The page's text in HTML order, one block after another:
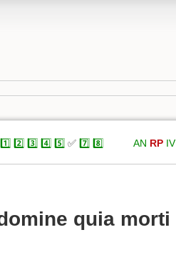
1️⃣ 2️⃣ 3️⃣ 4️⃣ 5️⃣ ✅ 7️⃣ 8️⃣ AN RP IV
quia morti